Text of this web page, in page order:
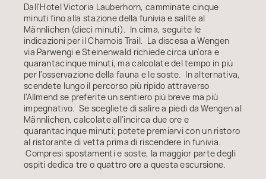
Dall'Hotel Victoria Lauberhorn, camminate cinque
minuti fino alla stazione della funivia e salite al
Männlichen (dieci minuti). In cima, seguite le
indicazioni per il Chamois Trail. La discesa a Wengen
via Parwengi e Steinenwald richiede circa un'ora e
quarantacinque minuti, ma calcolate del tempo in più
per l'osservazione della fauna e le soste. In alternativa,
scendete lungo il percorso più ripido attraverso
l'Allmend se preferite un sentiero più breve ma più
impegnativo. Se scegliete di salire a piedi da Wengen al
Männlichen, calcolate all'incirca due ore e
quarantacinque minuti; potete premiarvi con un ristoro
al ristorante di vetta prima di riscendere in funivia.
Compresi spostamenti e soste, la maggior parte degli
ospiti dedica tre o quattro ore a questa escursione.